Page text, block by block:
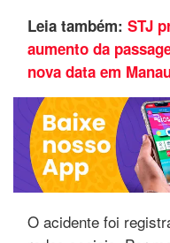
Leia também: STJ
aumento da
nova data em
O acidente foi